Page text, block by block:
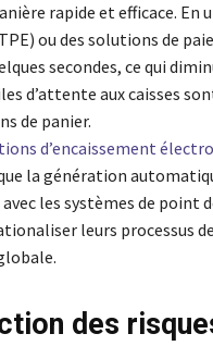
rapide et efficace. En
ou des solutions de
secondes, ce qui
d’attente aux caisses
de panier.
d’encaissement
la génération
les systèmes de
leurs processus
des